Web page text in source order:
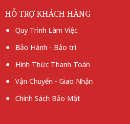
HỖ TRỢ KHÁCH HÀNG
Quy Trình Làm Việc
Bảo Hành - Bảo trì
Hình Thức Thanh Toán
Vận Chuyển - Giao Nhận
Chính Sách Bảo Mật